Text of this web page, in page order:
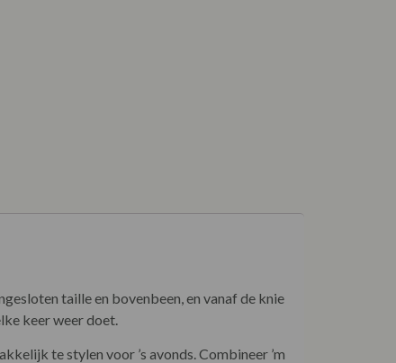
taille en bovenbeen, en vanaf de knie
keer weer doet.
te stylen voor ’s avonds. Combineer ’m